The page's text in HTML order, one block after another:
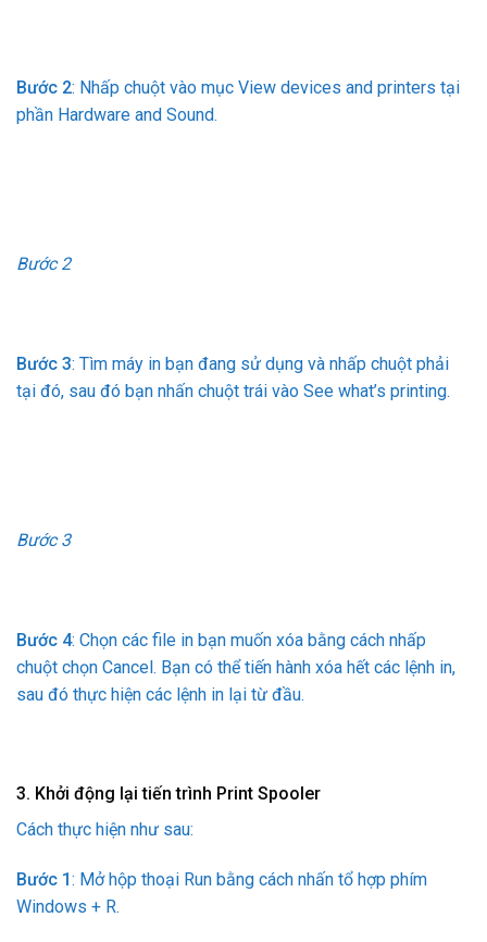
Bước 2: Nhấp chuột vào mục View devices and printers tại
phần Hardware and Sound.
Bước 2
Bước 3: Tìm máy in bạn đang sử dụng và nhấp chuột phải
tại đó, sau đó bạn nhấn chuột trái vào See what’s printing.
Bước 3
Bước 4: Chọn các file in bạn muốn xóa bằng cách nhấp
chuột chọn Cancel. Bạn có thể tiến hành xóa hết các lệnh in,
sau đó thực hiện các lệnh in lại từ đầu.
3. Khởi động lại tiến trình Print Spooler
Cách thực hiện như sau:
Bước 1 : Mở hộp thoại Run bằng cách nhấn tổ hợp phím
Windows + R.